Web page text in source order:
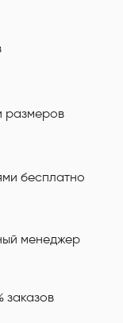
размеров
бесплатно
менеджер
заказов